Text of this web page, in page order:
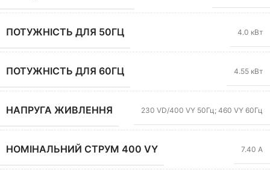
ПОТУЖНІСТЬ ДЛЯ 50ГЦ 4.0 кВт
ПОТУЖНІСТЬ ДЛЯ 60ГЦ 4.55 кВт
НАПРУГА ЖИВЛЕННЯ 230 VD/400 VY 50Гц; 460 VY 60Гц
НОМІНАЛЬНИЙ СТРУМ 400 VY 7.40 А